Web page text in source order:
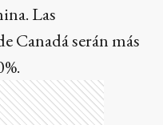
Las
Canadá serán más